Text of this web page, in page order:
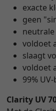
exacte
geen
voldoet
slaagt
voldoet
99%
Clarity UV